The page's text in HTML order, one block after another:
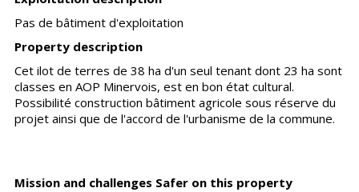
Pas de bâtiment d'exploitation
Property description
Cet ilot de terres de 38 ha d'un seul tenant dont 23 ha sont
classes en AOP Minervois, est en bon état cultural.
Possibilité construction bâtiment agricole sous réserve du
projet ainsi que de l'accord de l'urbanisme de la commune.
Mission and challenges Safer on this property